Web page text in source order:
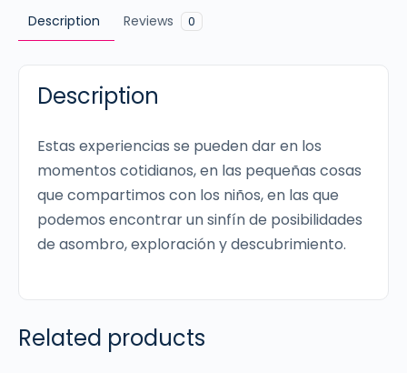
cantidad
Description Reviews 0
Description
Estas experiencias se pueden dar en los
momentos cotidianos, en las pequeñas cosas
que compartimos con los niños, en las que
podemos encontrar un sinfín de posibilidades
de asombro, exploración y descubrimiento.
Related products